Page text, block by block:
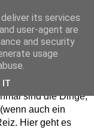
und schön -
sind die Dinge,
auch ein
Hier geht es
its services
user-agent are
and security
usage
IT